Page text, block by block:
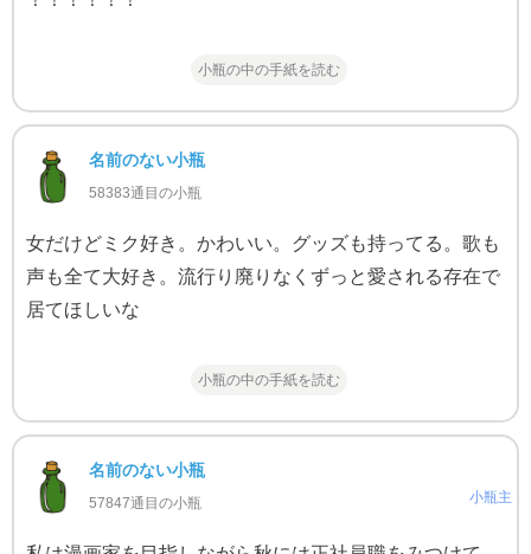
小瓶の中の手紙を読む
名前のない小瓶
58383通目の小瓶
女だけどミク好き。かわいい。グッズも持ってる。歌も
声も全て大好き。流行り廃りなくずっと愛される存在で
居てほしいな
小瓶の中の手紙を読む
名前のない小瓶
57847通目の小瓶 小瓶主